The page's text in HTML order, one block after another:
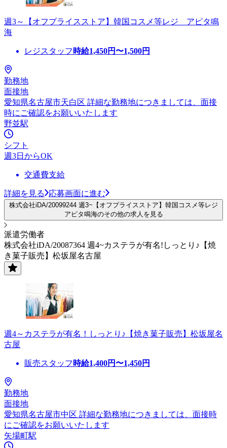
週3～【オフプライスストア】韓国コスメ等レジ アピタ鳴
海
レジスタッフ 時給1,450円〜1,500円
勤務地
面接地
愛知県名古屋市天白区 詳細な勤務地につきましては、面接
時にご確認をお願いいたします
野並駅
シフト
週3日からOK
交通費支給
詳細を見る 応募画面に進む
株式会社iDA/20099244 週3~【オフプライスストア】韓国コスメ等レジ
アピタ鳴海のその他の求人を見る
派遣労働者
株式会社iDA/20087364 週4~カステラが有名!しっとり♪【焼
き菓子販売】松坂屋名古屋
週4～カステラが有名！しっとり♪【焼き菓子販売】松坂屋名
古屋
販売スタッフ 時給1,400円〜1,450円
勤務地
面接地
愛知県名古屋市中区 詳細な勤務地につきましては、面接時
にご確認をお願いいたします
矢場町駅